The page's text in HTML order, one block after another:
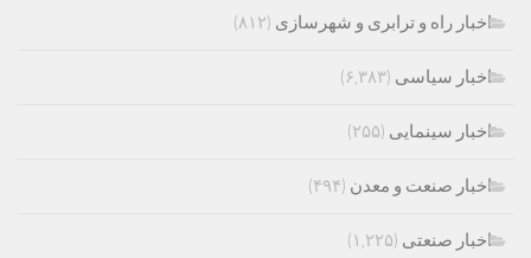
اخبار راه و ترابری و شهرسازی (۸۱۲)
اخبار سیاسی (۶,۳۸۳)
اخبار سینمایی (۲۵۵)
اخبار صنعت و معدن (۴۹۴)
اخبار صنعتی (۱,۲۲۵)